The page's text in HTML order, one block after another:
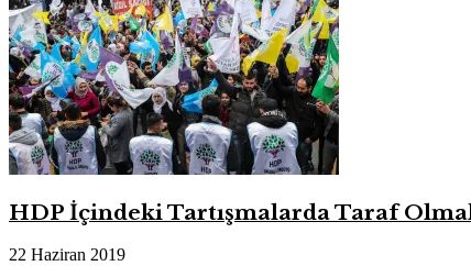
HDP İçindeki Tartışmalarda Taraf
22 Haziran 2019